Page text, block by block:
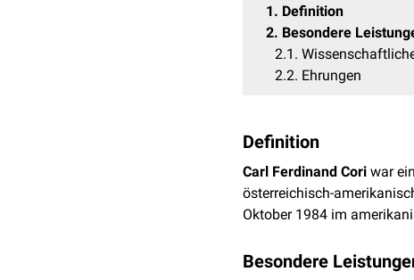
1
Definition
2 Besondere
2.1
2.2 Ehrungen
Definition
Carl Ferdinand Cori war
österreichisch-
Oktober 1984 im
Besondere